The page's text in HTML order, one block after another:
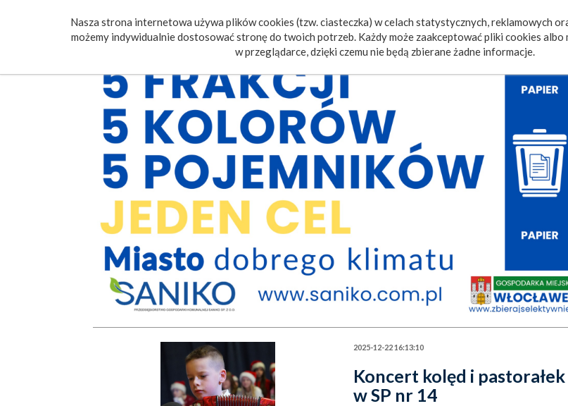
Nasza strona internetowa używa plików cookies (tzw. ciasteczka) w celach statystycznych, reklamowych
możemy indywidualnie dostosować stronę do twoich potrzeb. Każdy może zaakceptować pliki cookies albo
w przeglądarce, dzięki czemu nie będą zbierane żadne informacje.
Poczta Wydarzenia Ogłoszenia Video
2025-12-22 16:13:10
Koncert kolęd i pastorałek
w SP nr 14